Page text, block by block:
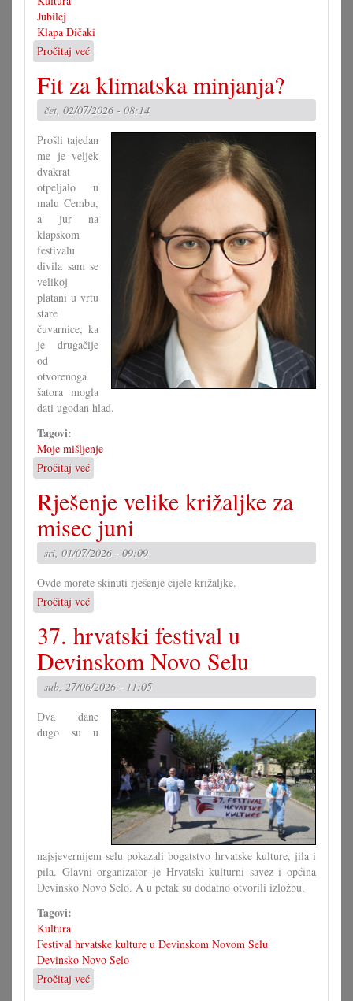
Jubilej
Klapa Dičaki
Pročitaj već
10
ljet
klapske
pjesme
južnom
Gradišću
Fit za klimatska minjanja?
čet, 02/07/2026 - 08:14
Prošli tajedan
me je veljek
dvakrat
otpeljalo u
malu Čembu,
a jur na
klapskom
festivalu
divila sam se
velikoj
platani u vrtu
stare
čuvarnice, ka
je drugačije
od
otvorenoga
šatora mogla
dati ugodan hlad.
Tagovi:
Moje mišljenje
Pročitaj već
Fit
za
klimatska
minjanja?
Rješenje velike križaljke za
misec juni
sri, 01/07/2026 - 09:09
Ovde morete skinuti rješenje cijele križaljke.
Pročitaj već
Rješenje
velike
križaljke
za
misec
juni
37. hrvatski festival u
Devinskom Novo Selu
sub, 27/06/2026 - 11:05
Dva dane
dugo su u
najsjevernijem selu pokazali bogatstvo hrvatske kulture, jila i
pila. Glavni organizator je Hrvatski kulturni savez i općina
Devinsko Novo Selo. A u petak su dodatno otvorili izložbu.
Tagovi:
Kultura
Festival hrvatske kulture u Devinskom Novom Selu
Devinsko Novo Selo
Pročitaj već
37.